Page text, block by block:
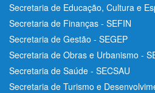
Secretaria de Educação, Cultura e
Secretaria de Finanças - SEFIN
Secretaria de Gestão - SEGEP
Secretaria de Obras e Urbanismo -
Secretaria de Saúde - SECSAU
Secretaria de Turismo e